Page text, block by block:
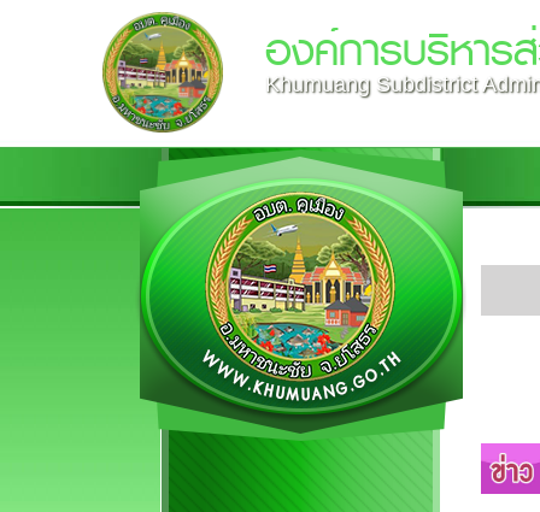
องค์การบริหาร
Khumuang Subdistrict